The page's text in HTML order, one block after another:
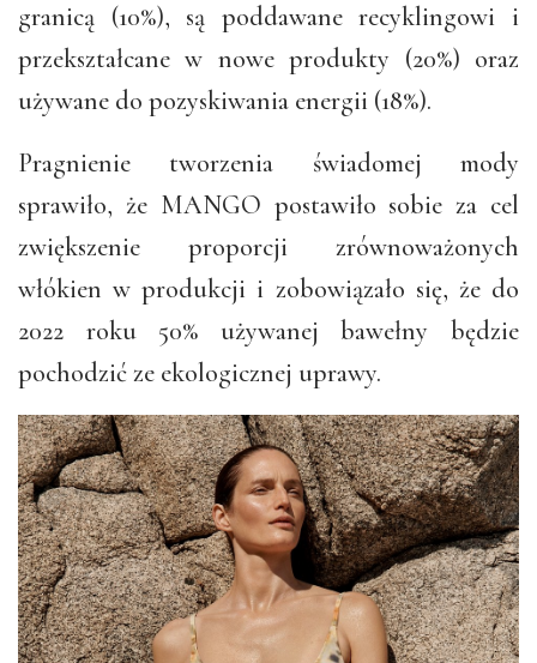
granicą (10%), są poddawane recyklingowi i
przekształcane w nowe produkty (20%) oraz
używane do pozyskiwania energii (18%).
Pragnienie tworzenia świadomej mody
sprawiło, że MANGO postawiło sobie za cel
zwiększenie proporcji zrównoważonych
włókien w produkcji i zobowiązało się, że do
2022 roku 50% używanej bawełny będzie
pochodzić ze ekologicznej uprawy.